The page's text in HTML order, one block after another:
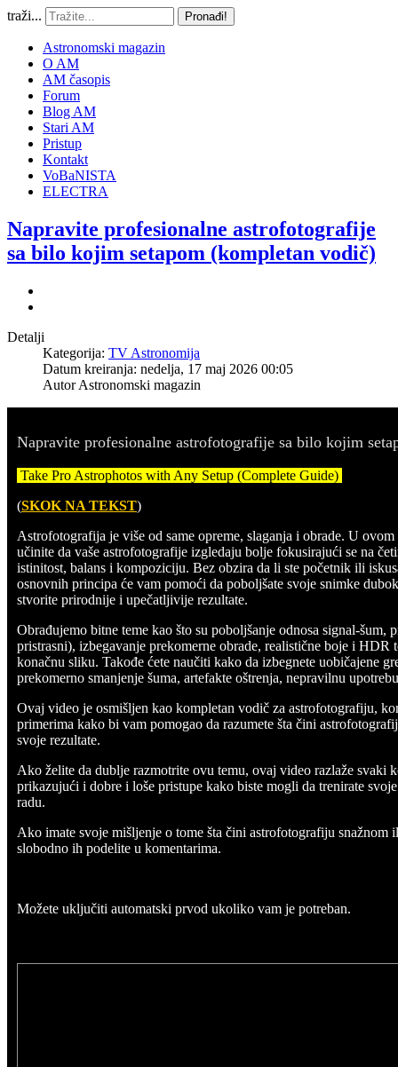
traži... Pronađi!
Astronomski magazin
O AM
AM časopis
Forum
Blog AM
Stari AM
Pristup
Kontakt
VoBaNISTA
ELECTRA
Napravite profesionalne astrofotografije
sa bilo kojim setapom (kompletan vodič)
Detalji
Kategorija: TV Astronomija
Datum kreiranja: nedelja, 17 maj 2026 00:05
AutorAstronomski magazin
Napravite profesionalne astrofotografije sa bilo kojim
Take Pro Astrophotos with Any Setup (Complete Guide)
(SKOK NA TEKST)
Astrofotografija je više od same opreme, slaganja i obrade. U
učinite da vaše astrofotografije izgledaju bolje fokusirajući se na
istinitost, balans i kompoziciju. Bez obzira da li ste početnik ili
osnovnih principa će vam pomoći da poboljšate svoje snimke
stvorite prirodnije i upečatljivije rezultate.
Obrađujemo bitne teme kao što su poboljšanje odnosa signal-
pristrasni), izbegavanje prekomerne obrade, realistične boje i
konačnu sliku. Takođe ćete naučiti kako da izbegnete uobičajene
prekomerno smanjenje šuma, artefakte oštrenja, nepravilnu
Ovaj video je osmišljen kao kompletan vodič za astrofotografiju,
primerima kako bi vam pomogao da razumete šta čini
svoje rezultate.
Ako želite da dublje razmotrite ovu temu, ovaj video razlaže svaki
prikazujući i dobre i loše pristupe kako biste mogli da trenirate
radu.
Ako imate svoje mišljenje o tome šta čini astrofotografiju snažnom
slobodno ih podelite u komentarima.
Možete uključiti automatski prvod ukoliko vam je potreban.